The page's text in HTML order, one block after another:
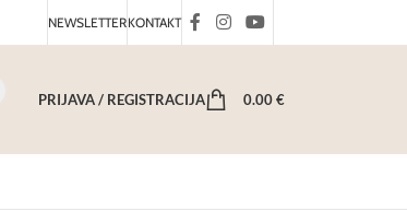
NEWSLETTERKONTAKT
PRIJAVA / REGISTRACIJA 0.00€